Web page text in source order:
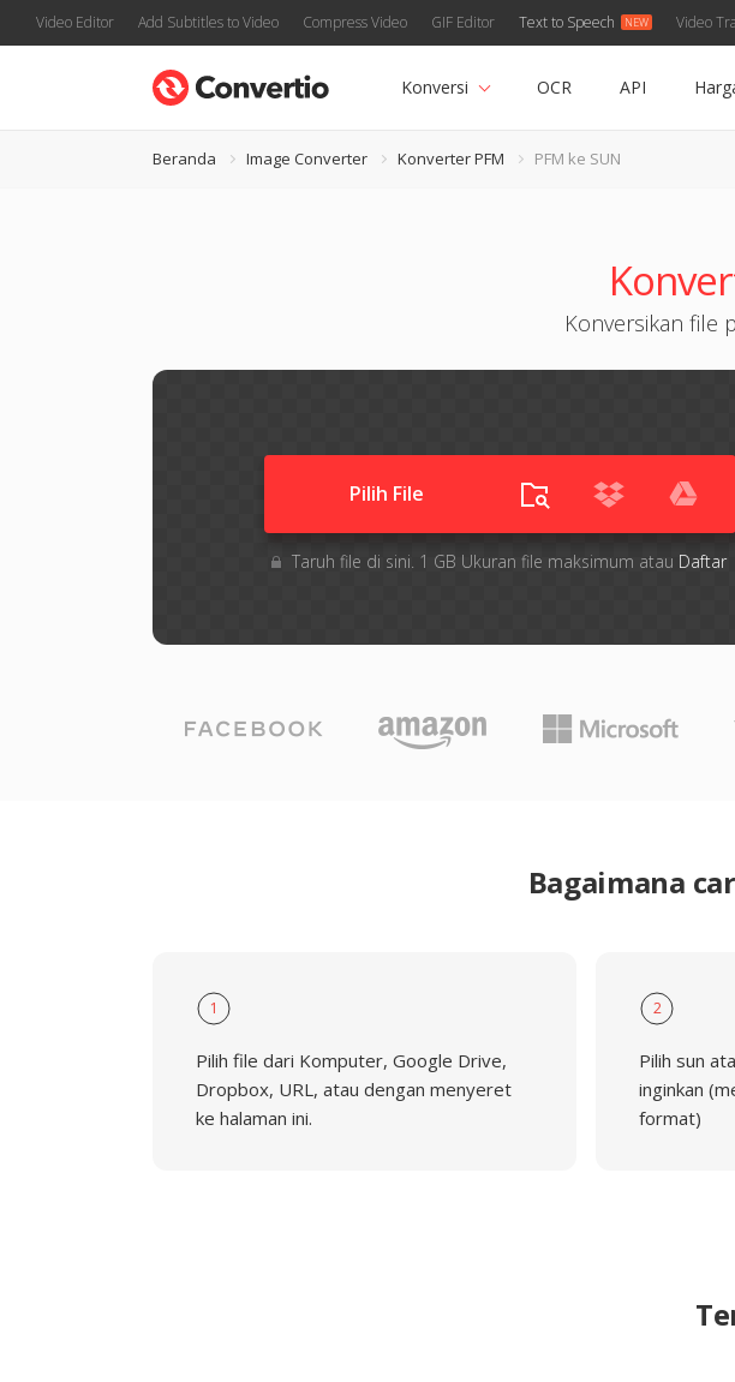
Video Editor Add Subtitles to Video Compress Video GIF Editor Text to Speech Video
Konversi OCR API
Beranda Image Converter Konverter PFM PFM ke SUN
Konversikan file
Pilih File
Taruh file di sini. 1 GB Ukuran file maksimum atau Daftar
Bagaimana
1
Pilih file dari Komputer, Google Drive,
Dropbox, URL, atau dengan menyeret
ke halaman ini.
2
Pilih sun
inginkan
format)